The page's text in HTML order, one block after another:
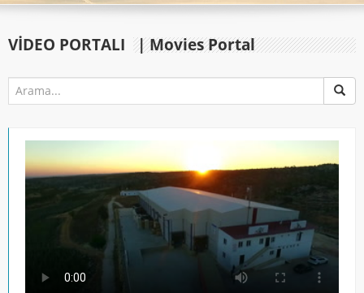
VIDEO PORTALI | Movies Portal